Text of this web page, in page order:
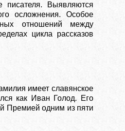
писателя. Выявляются
осложнения. Особое
отношений между
цикла рассказов
имеет славянское
как Иван Голод. Его
Премией одним из пяти